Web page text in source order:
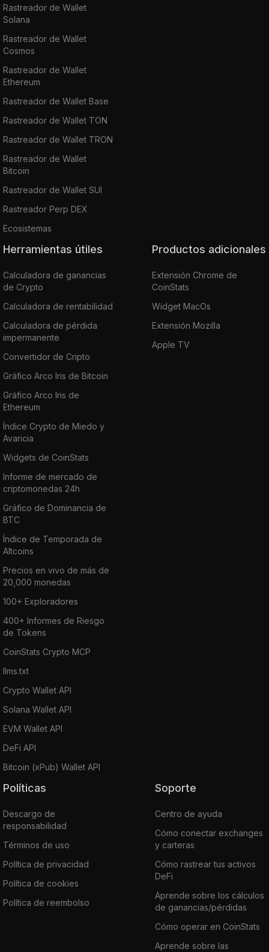
Rastreador de Wallet
Solana
Rastreador de Wallet
Cosmos
Rastreador de Wallet
Ethereum
Rastreador de Wallet Base
Rastreador de Wallet TON
Rastreador de Wallet TRON
Rastreador de Wallet
Bitcoin
Rastreador de Wallet SUI
Rastreador Perp DEX
Ecosistemas
Herramientas útiles
Calculadora de ganancias
de Crypto
Calculadora de rentabilidad
Calculadora de pérdida
impermanente
Convertidor de Cripto
Gráfico Arco Iris de Bitcoin
Gráfico Arco Iris de
Ethereum
Índice Crypto de Miedo y
Avaricia
Widgets de CoinStats
Informe de mercado de
criptomonedas 24h
Gráfico de Dominancia de
BTC
Índice de Temporada de
Altcoins
Precios en vivo de más de
20,000 monedas
100+ Exploradores
400+ Informes de Riesgo
de Tokens
CoinStats Crypto MCP
llms.txt
Crypto Wallet API
Solana Wallet API
EVM Wallet API
DeFi API
Bitcoin (xPub) Wallet API
Productos adicionales
Extensión Chrome de
CoinStats
Widget MacOs
Extensión Mozilla
Apple TV
Políticas
Descargo de
responsabilidad
Términos de uso
Política de privacidad
Política de cookies
Política de reembolso
Soporte
Centro de ayuda
Cómo conectar exchanges
y carteras
Cómo rastrear tus activos
DeFi
Aprende sobre los cálculos
de ganancias/pérdidas
Cómo operar en CoinStats
Aprende sobre las